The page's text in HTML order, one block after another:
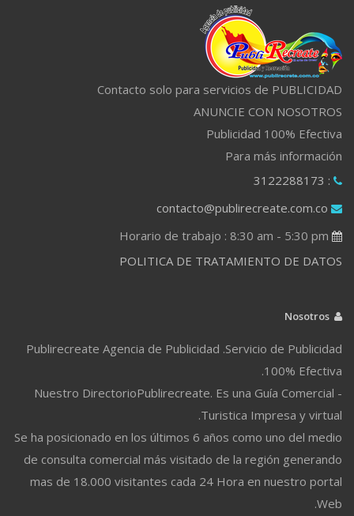
Contacto solo para servicios de PUBLICIDAD
ANUNCIE CON NOSOTROS
Publicidad 100% Efectiva
Para más información
: 3122288173
contacto@publirecreate.com.co
POLITICA DE TRATAMIENTO DE DATOS
Publirecreate Agencia de Publicidad .Servicio de Publicidad
100% Efectiva.
Nuestro DirectorioPublirecreate. Es una Guía Comercial -
Turistica Impresa y virtual.
Se ha posicionado en los últimos 6 años como uno del medio
de consulta comercial más visitado de la región generando
mas de 18.000 visitantes cada 24 Hora en nuestro portal
Web.